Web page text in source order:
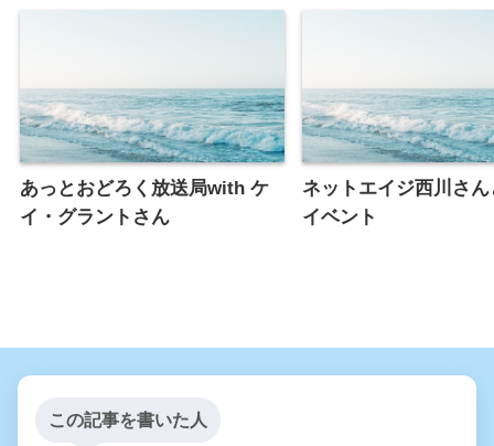
あっとおどろく放送局with ケ
イ・グラントさん
ネットエイジ西川さ
イベント
この記事を書いた人